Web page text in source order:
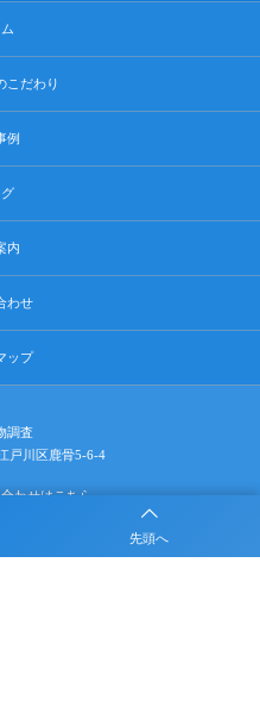
先頭へ
こだわり
例
内
わせ
ップ
調査
戸川区鹿骨5-6-4
わせはこちら
1580